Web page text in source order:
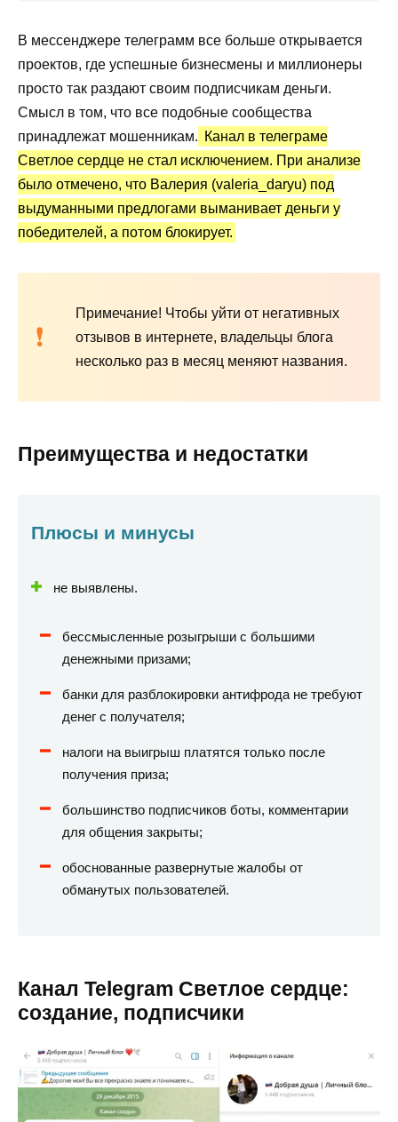
Как проводятся розыгрыши с денежными
призами?
Канал Telegram Светлое сердце: отчеты и
Вывод по обзору
В мессенджере телеграмм все больше открывается
проектов, где успешные бизнесмены и миллионеры
просто так раздают своим подписчикам деньги.
Смысл в том, что все подобные сообщества
принадлежат мошенникам. Канал в телеграме
Светлое сердце не стал исключением. При анализе
было отмечено, что Валерия (valeria_daryu) под
выдуманными предлогами выманивает деньги у
победителей, а потом блокирует.
Примечание! Чтобы уйти от негативных
отзывов в интернете, владельцы блога
несколько раз в месяц меняют названия.
Преимущества и недостатки
Плюсы и минусы
не выявлены.
бессмысленные розыгрыши с большими
денежными призами;
банки для разблокировки антифрода не требуют
денег с получателя;
налоги на выигрыш платятся только после
получения приза;
большинство подписчиков боты, комментарии
для общения закрыты;
обоснованные развернутые жалобы от
обманутых пользователей.
Канал Telegram Светлое сердце:
создание, подписчики